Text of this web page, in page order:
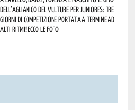
dell’Aglianico del Vulture per juniores: tre
giorni di competizione portata a termine ad
alti ritmi! Ecco le foto